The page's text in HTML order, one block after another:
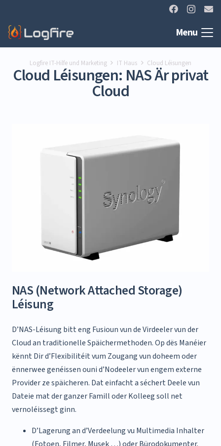
Menu
Logfire IT-Hilfe und Marketing IT Haus Cloud Léisungen
Cloud Léisungen: NAS Är privat
Cloud
NAS (Network Attached Storage)
Léisung
D’NAS-Léisung bitt eng Fusioun vun de Virdeeler vun der
Cloud an traditionelle Späichermethoden.Op dës Manéier
kënnt Dir d’Flexibilitéit vum Zougang vun doheem oder
ënnerwee genéissen ouni d’Nodeeler vun engem externe
Provider ze späicheren. Dat einfacht a séchert Deele vun
Dateie mat der ganzer Famill oder Kolleeg soll net
vernoléissegt ginn.
D’Lagerung an d’Verdeelung vu Multimedia Inhalter
(Fotoen, Filmer, Musek …) oder Bürodokumenter.